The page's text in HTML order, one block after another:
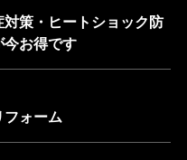
対策・ヒートショック防
今お得です
フォーム